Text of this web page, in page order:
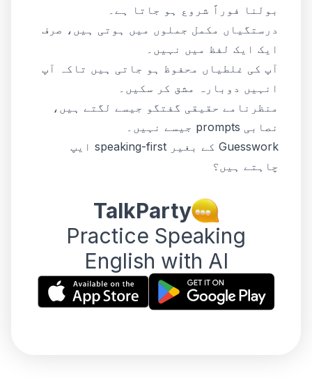
بولنا فوراً شروع ہو جاتا ہے۔
درستگیاں مکمل جملوں میں ہوتی ہیں، صرف
ایک ایک لفظ میں نہیں۔
آپ کی غلطیاں محفوظ ہو جاتی ہیں تاکہ آپ
انہیں دوبارہ مشق کر سکیں۔
منظرنامے حقیقی گفتگو جیسے لگتے ہیں،
نصابی prompts جیسے نہیں۔
Guesswork کے بغیر speaking-first ایپ
چاہتے ہیں؟
TalkParty
Practice Speaking
English with AI